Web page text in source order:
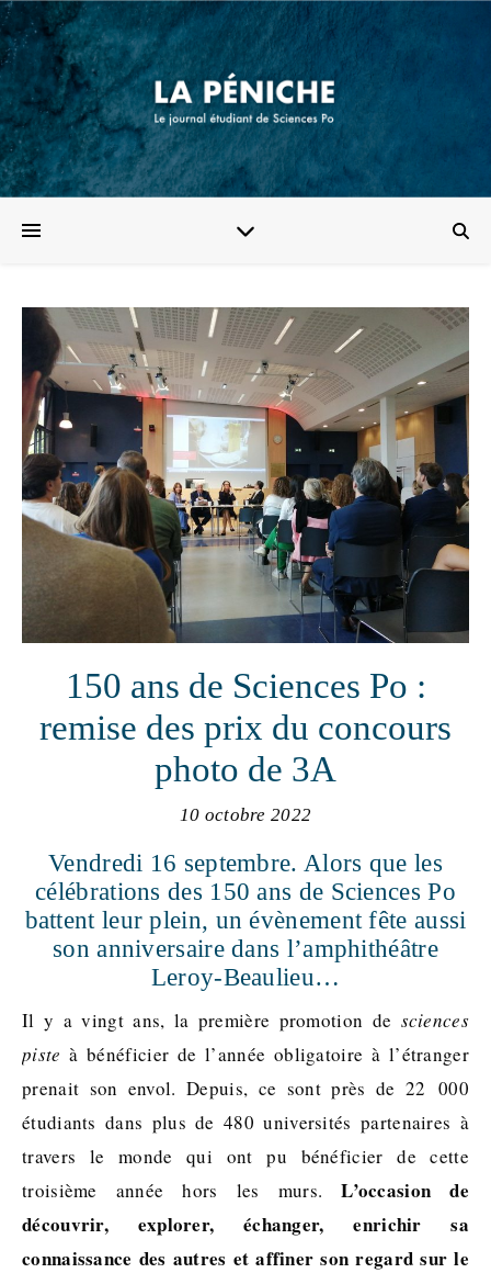
150 ans de Sciences Po :
remise des prix du concours
photo de 3A
10 octobre 2022
Vendredi 16 septembre. Alors que les
célébrations des 150 ans de Sciences Po
battent leur plein, un évènement fête aussi
son anniversaire dans l’amphithéâtre
Leroy-Beaulieu…
Il y a vingt ans, la première promotion de sciences
piste à bénéficier de l’année obligatoire à l’étranger
prenait son envol. Depuis, ce sont près de 22 000
étudiants dans plus de 480 universités partenaires à
travers le monde qui ont pu bénéficier de cette
troisième année hors les murs.L’occasion de
découvrir, explorer, échanger, enrichir sa
connaissance des autres et affiner son regard sur le